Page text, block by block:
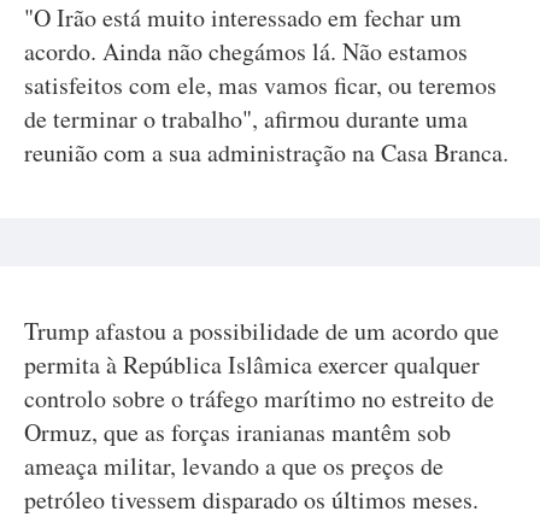
"O Irão está muito interessado em fechar um
acordo. Ainda não chegámos lá. Não estamos
satisfeitos com ele, mas vamos ficar, ou teremos
de terminar o trabalho", afirmou durante uma
reunião com a sua administração na Casa Branca.
Trump afastou a possibilidade de um acordo que
permita à República Islâmica exercer qualquer
controlo sobre o tráfego marítimo no estreito de
Ormuz, que as forças iranianas mantêm sob
ameaça militar, levando a que os preços de
petróleo tivessem disparado os últimos meses.